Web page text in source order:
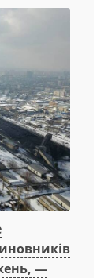
—